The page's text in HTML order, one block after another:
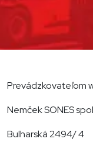
Prevádzkovateľom
Nemček SONES
Bulharská 2494/ 4